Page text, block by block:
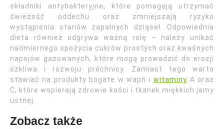
składniki antybakteryjne, które pomagają utrzymać
świeżość oddechu oraz zmniejszają ryzyko
wystąpienia stanów zapalnych dziąseł. Odpowiednia
dieta również odgrywa ważną rolę – należy unikać
nadmiernego spożycia cukrów prostych oraz kwaśnych
napojów gazowanych, które mogą prowadzić do erozji
szkliwa i rozwoju próchnicy. Zamiast tego warto
stawiać na produkty bogate w wapń iwitaminy A oraz
C, które wspierają zdrowie kości i tkanek miękkich jamy
ustnej.
Zobacz także